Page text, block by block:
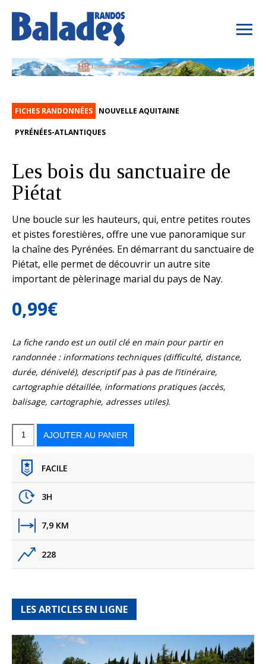
FICHES RANDONNÉES NOUVELLE AQUITAINE
PYRÉNÉES-ATLANTIQUES
Les bois du sanctuaire de
Piétat
Une boucle sur les hauteurs, qui, entre petites routes
et pistes forestières, offre une vue panoramique sur
la chaîne des Pyrénées. En démarrant du sanctuaire de
Piétat, elle permet de découvrir un autre site
important de pèlerinage marial du pays de Nay.
0,99€
La fiche rando est un outil clé en main pour partir en
randonnée : informations techniques (difficulté, distance,
durée, dénivelé), descriptif pas à pas de l’itinéraire,
cartographie détaillée, informations pratiques (accès,
balisage, cartographie, adresses utiles).
quantité
de
AJOUTER AU PANIER
FACILE
3H
7,9 KM
228
LES ARTICLES EN LIGNE